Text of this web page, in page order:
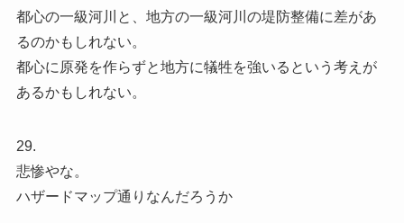
都心の一級河川と、地方の一級河川の堤防整備に差があ
るのかもしれない。
都心に原発を作らずと地方に犠牲を強いるという考えが
あるかもしれない。
29.
悲惨やな。
ハザードマップ通りなんだろうか